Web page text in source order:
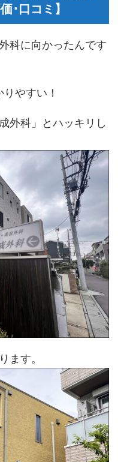
･口コミ】
科に向かったんです
やすい！
外科」とハッキリし
ます。